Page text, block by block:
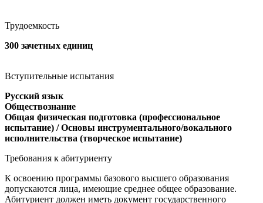
Трудоемкость
300 зачетных единиц
Вступительные испытания
Русский язык
Обществознание
Общая физическая подготовка (профессиональное
испытание) / Основы инструментального/вокального
исполнительства (творческое испытание)
Требования к абитуриенту
К освоению программы базового высшего образования
допускаются лица, имеющие среднее общее образование.
Абитуриент должен иметь документ государственного